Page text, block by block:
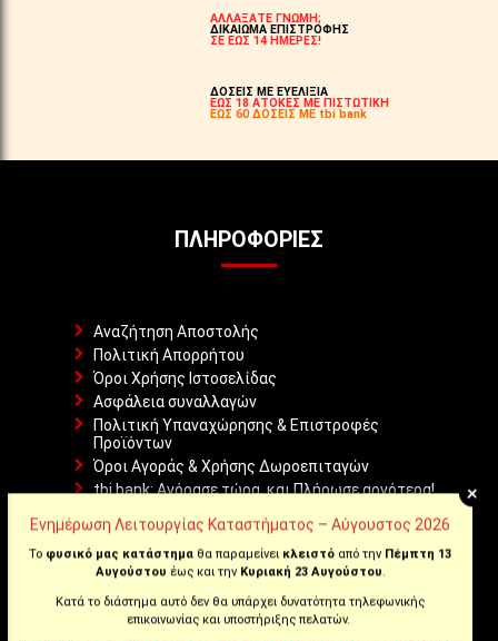
ΑΛΛΑΞΑΤΕ ΓΝΩΜΗ;
ΔΙΚΑΙΩΜΑ ΕΠΙΣΤΡΟΦΗΣ
ΣΕ ΕΩΣ 14 ΗΜΕΡΕΣ!
ΔΟΣΕΙΣ ΜΕ ΕΥΕΛΙΞΙΑ
ΕΩΣ 18 ΑΤΟΚΕΣ ΜΕ ΠΙΣΤΩΤΙΚΗ
ΕΩΣ 60 ΔΟΣΕΙΣ ΜΕ tbi bank
ΠΛΗΡΟΦΟΡΊΕΣ
Αναζήτηση Αποστολής
Πολιτική Απορρήτου
Όροι Χρήσης Ιστοσελίδας
Ασφάλεια συναλλαγών
Πολιτική Υπαναχώρησης & Επιστροφές
Προϊόντων
Όροι Αγοράς & Χρήσης Δωροεπιταγών
tbi bank: Αγόρασε τώρα, και Πλήρωσε αργότερα!
Επικοινωνήστε μαζί μας
WE ARE SOCIAL
+
Ενημέρωση Λειτουργίας Καταστήματος – Αύγουστος 2026
Το φυσικό μας κατάστημα θα παραμείνει κλειστό από την Πέμπτη 13
Αυγούστου έως και τηνΚυριακή 23 Αυγούστου.
Κατά το διάστημα αυτό δεν θα υπάρχει δυνατότητα τηλεφωνικής
επικοινωνίας και υποστήριξης πελατών.